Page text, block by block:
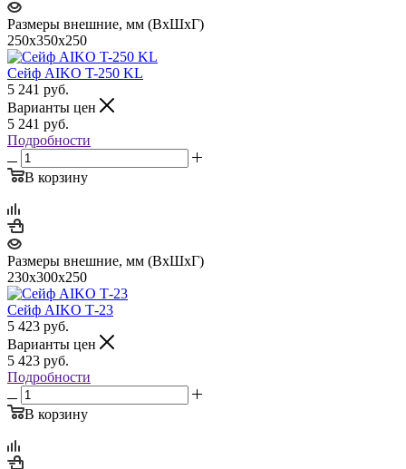
Размеры внешние, мм (ВхШхГ)
250x350x250
Сейф AIKO T-250 KL
5 241 руб.
Варианты цен
5 241 руб.
Подробности
В корзину
Размеры внешние, мм (ВхШхГ)
230x300x250
Сейф AIKO Т-23
5 423 руб.
Варианты цен
5 423 руб.
Подробности
В корзину